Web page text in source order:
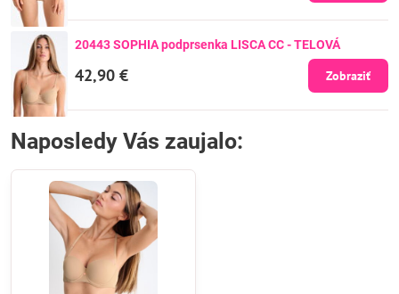
20443 SOPHIA podprsenka LISCA CC - TELOVÁ
42,90 € Zobraziť
Naposledy Vás zaujalo: